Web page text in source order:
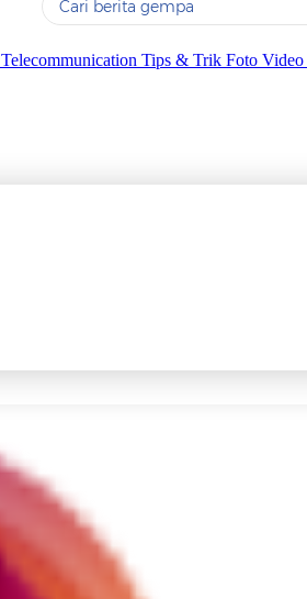
Yang sedang ramai dicari
Terakhir yang dicari
Telecommunication Tips & Trik Foto Video